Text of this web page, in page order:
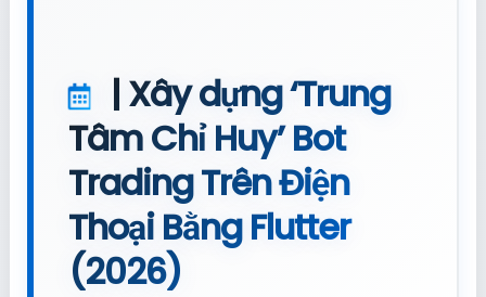
| Xây dựng ‘Trung
Tâm Chỉ Huy’ Bot
Trading Trên Điện
Thoại Bằng Flutter
(2026)